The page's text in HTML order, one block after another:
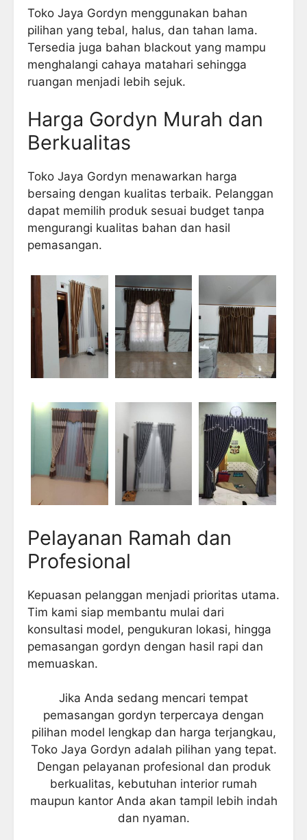
Toko Jaya Gordyn menggunakan bahan
pilihan yang tebal, halus, dan tahan lama.
Tersedia juga bahan blackout yang mampu
menghalangi cahaya matahari sehingga
ruangan menjadi lebih sejuk.
Harga Gordyn Murah dan
Berkualitas
Toko Jaya Gordyn menawarkan harga
bersaing dengan kualitas terbaik. Pelanggan
dapat memilih produk sesuai budget tanpa
mengurangi kualitas bahan dan hasil
pemasangan.
Pelayanan Ramah dan
Profesional
Kepuasan pelanggan menjadi prioritas utama.
Tim kami siap membantu mulai dari
konsultasi model, pengukuran lokasi, hingga
pemasangan gordyn dengan hasil rapi dan
memuaskan.
Jika Anda sedang mencari tempat
pemasangan gordyn terpercaya dengan
pilihan model lengkap dan harga terjangkau,
Toko Jaya Gordyn adalah pilihan yang tepat.
Dengan pelayanan profesional dan produk
berkualitas, kebutuhan interior rumah
maupun kantor Anda akan tampil lebih indah
dan nyaman.